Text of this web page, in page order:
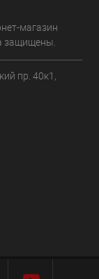
магазин
защищены.
пр. 40к1,